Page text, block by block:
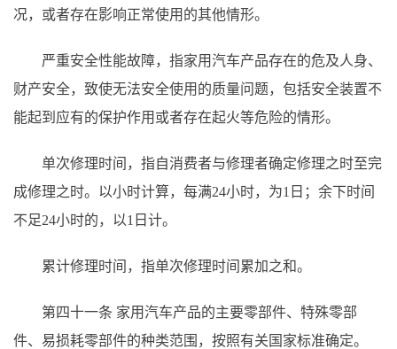
况，或者存在影响正常使用的其他情形。
严重安全性能故障，指家用汽车产品存在的危及人身、
财产安全，致使无法安全使用的质量问题，包括安全装置不
能起到应有的保护作用或者存在起火等危险的情形。
单次修理时间，指自消费者与修理者确定修理之时至完
成修理之时。以小时计算，每满24小时，为1日；余下时间
不足24小时的，以1日计。
累计修理时间，指单次修理时间累加之和。
第四十一条 家用汽车产品的主要零部件、特殊零部
件、易损耗零部件的种类范围，按照有关国家标准确定。